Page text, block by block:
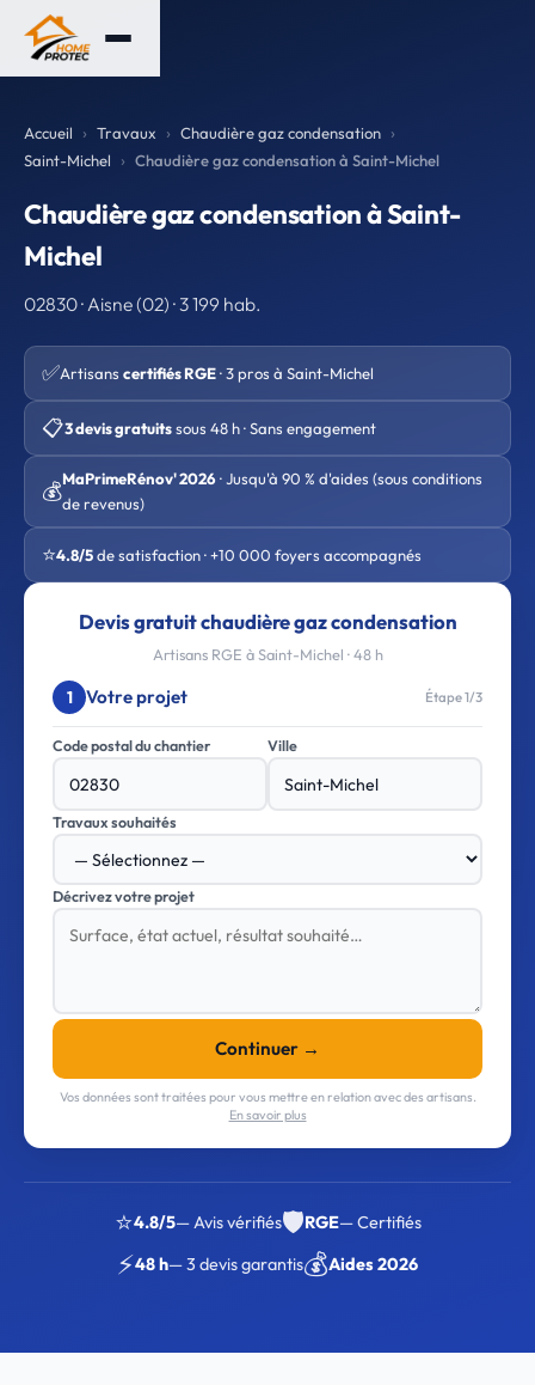
Accueil Travaux
Chaudière gaz condensation
Saint-Michel
Chaudière gaz condensation à Saint-Michel
Chaudière gaz condensation à Saint-
Michel
02830 · Aisne (02) · 3 199 hab.
✅Artisans certifiés RGE· 3 pros à Saint-Michel
📋3 devis gratuitssous 48 h · Sans engagement
💰MaPrimeRénov' 2026· Jusqu'à 90 % d'aides (sous conditions
de revenus)
⭐4.8/5de satisfaction · +10 000 foyers accompagnés
Devis gratuit chaudière gaz condensation
Artisans RGE à Saint-Michel · 48 h
1 Votre projet Étape 1/3
Code postal du chantier Ville
Travaux souhaités
Décrivez votre projet
Continuer →
Vos données sont traitées pour vous mettre en relation avec des artisans.
En savoir plus
⭐4.8/5— Avis vérifiés🛡️RGE— Certifiés
⚡48 h— 3 devis garantis💰Aides 2026